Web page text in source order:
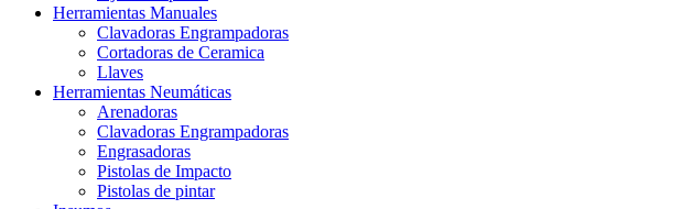
Herramientas Manuales
Clavadoras Engrampadoras
Cortadoras de Ceramica
Llaves
Herramientas Neumáticas
Arenadoras
Clavadoras Engrampadoras
Engrasadoras
Pistolas de Impacto
Pistolas de pintar